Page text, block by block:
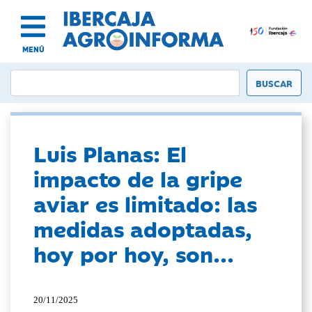
MENÚ
Luis Planas: El
impacto de la gripe
aviar es limitado: las
medidas adoptadas,
hoy por hoy, son...
20/11/2025